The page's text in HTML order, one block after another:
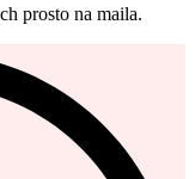
prosto na maila.